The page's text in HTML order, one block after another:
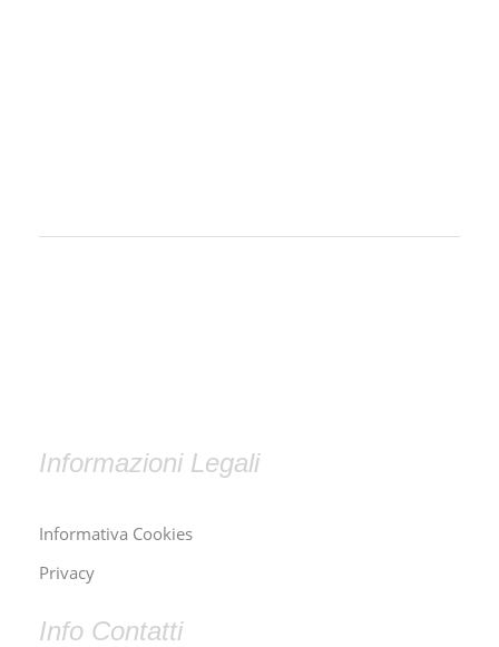
Informazioni Legali
Informativa Cookies
Privacy
Info Contatti